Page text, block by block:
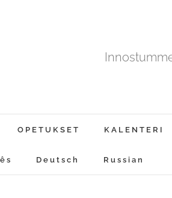
OPETUKSET KALENTERI
Deutsch Russian